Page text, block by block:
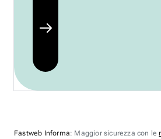
Fastweb Informa: Maggior sicurezza con le